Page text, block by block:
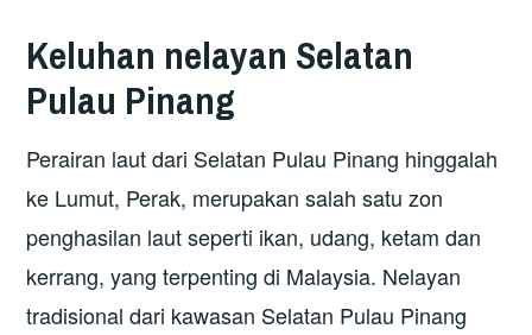
Keluhan nelayan Selatan
Pulau Pinang
Perairan laut dari Selatan Pulau Pinang hinggalah
ke Lumut, Perak, merupakan salah satu zon
penghasilan laut seperti ikan, udang, ketam dan
kerrang, yang terpenting di Malaysia. Nelayan
tradisional dari kawasan Selatan Pulau Pinang